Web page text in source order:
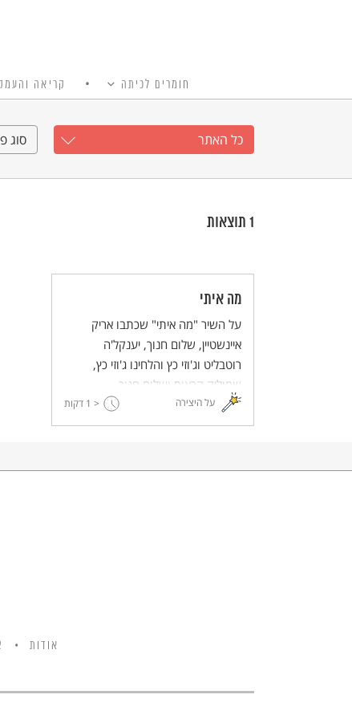
חומרים לכיתה קריאה
כל האתר סוג
1 תוצאות
מה איתי
על השיר "מה איתי" שכתבו אריק
איינשטיין, שלום חנוך, יענקל'ה
רוטבליט וג'וזי כץ והלחינו ג'וזי כץ,
שמוליק קראוס ושלום חנוך.
על היצירה < 1 דקות
אודות